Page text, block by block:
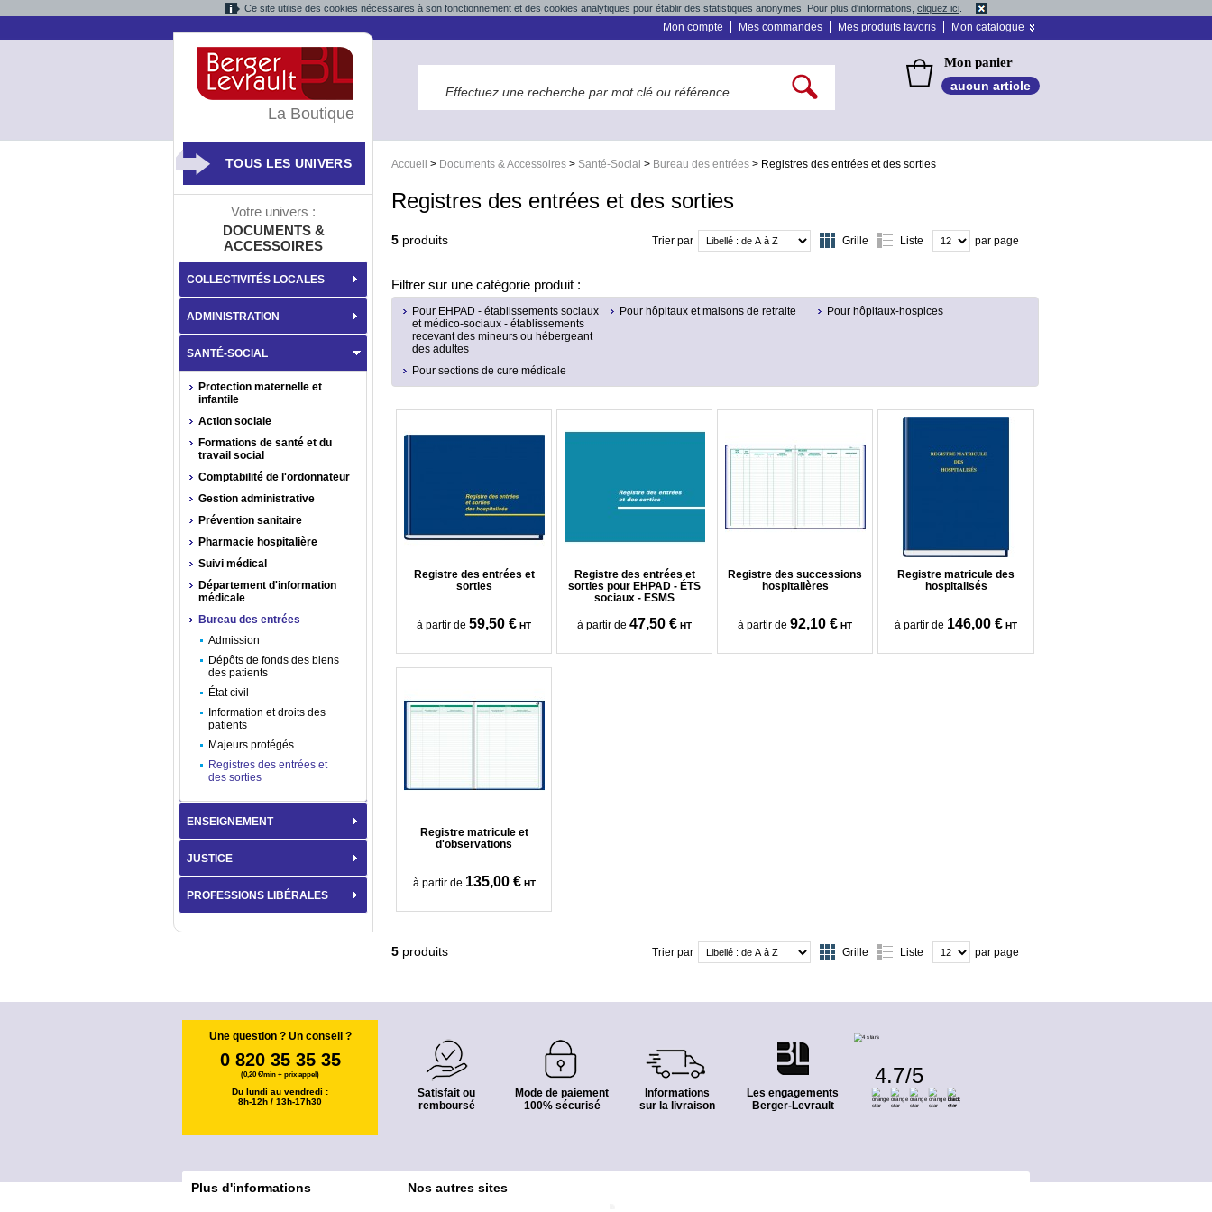
Ce site utilise des cookies nécessaires à son fonctionnement et des cookies analytiques pour établir des statistiques anonymes. Pour plus d'informations, cliquez ici
Mon compte Mes commandes Mes produits favoris Mon catalogue
Mon panier
aucun article
Accueil > Documents & Accessoires > Santé-Social > Bureau des entrées > Registres des entrées et des sorties
Registres des entrées et des sorties
5 produits par page
Grille Liste
Trier par
Filtrer sur une catégorie produit :
Pour EHPAD - établissements sociaux
et médico-sociaux - établissements
recevant des mineurs ou hébergeant
des adultes
Pour hôpitaux et maisons de retraite Pour hôpitaux-hospices
Pour sections de cure médicale
Registre des entrées et
sorties
à partir de 59,50 € HT
Registre des entrées et
sorties pour EHPAD - ÉTS
sociaux - ESMS
à partir de 47,50 € HT
Registre des successions
hospitalières
à partir de 92,10 € HT
Registre matricule des
hospitalisés
à partir de 146,00 € HT
Registre matricule et
d'observations
à partir de 135,00 € HT
5 produits par page
Grille Liste
Trier par
La Boutique
TOUS LES UNIVERS
Votre univers :
DOCUMENTS &
ACCESSOIRES
COLLECTIVITÉS LOCALES
ADMINISTRATION
SANTÉ-SOCIAL
Protection maternelle et
infantile
Action sociale
Formations de santé et du
travail social
Comptabilité de l'ordonnateur
Gestion administrative
Prévention sanitaire
Pharmacie hospitalière
Suivi médical
Département d'information
médicale
Bureau des entrées
Admission
Dépôts de fonds des biens
des patients
État civil
Information et droits des
patients
Majeurs protégés
Registres des entrées et
des sorties
ENSEIGNEMENT
JUSTICE
PROFESSIONS LIBÉRALES
Une question ? Un conseil ?
0 820 35 35 35
(0,20 €/min + prix appel)
Du lundi au vendredi :
8h-12h / 13h-17h30
Satisfait ou
remboursé
Mode de paiement
100% sécurisé
Informations
sur la livraison
Les engagements
Berger-Levrault
4.7/5
Plus d'informations Nos autres sites